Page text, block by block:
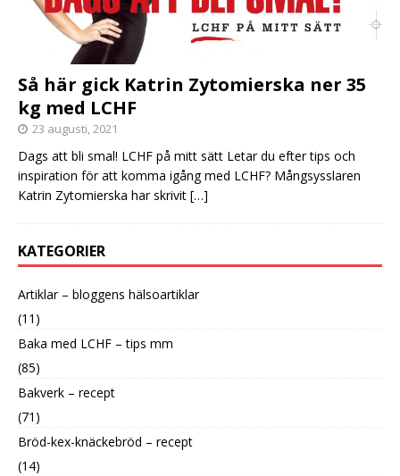
Så här gick Katrin Zytomierska ner 35
kg med LCHF
23 augusti, 2021
Dags att bli smal! LCHF på mitt sätt Letar du efter tips och
inspiration för att komma igång med LCHF? Mångsysslaren
Katrin Zytomierska har skrivit […]
KATEGORIER
Artiklar – bloggens hälsoartiklar
(11)
Baka med LCHF – tips mm
(85)
Bakverk – recept
(71)
Bröd-kex-knäckebröd – recept
(14)